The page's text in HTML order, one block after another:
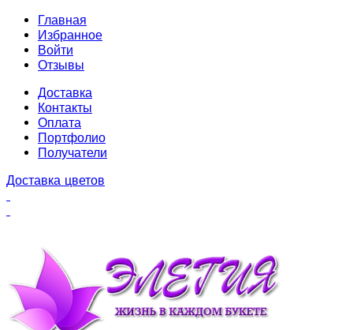
Главная
Избранное
Войти
Отзывы
Доставка
Контакты
Оплата
Портфолио
Получатели
Доставка цветов